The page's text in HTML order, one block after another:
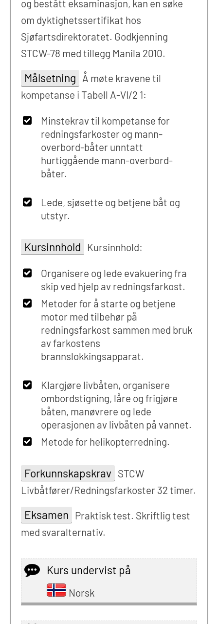
og bestått eksaminasjon, kan en søke
om dyktighetssertifikat hos
Sjøfartsdirektoratet. Godkjenning
STCW-78 med tillegg Manila 2010.
Målsetning Å møte kravene til
kompetanse i Tabell A-VI/2 1:
Minstekrav til kompetanse for
redningsfarkoster og mann-
overbord-båter unntatt
hurtiggående mann-overbord-
båter.
Lede, sjøsette og betjene båt og
utstyr.
Kursinnhold Kursinnhold:
Organisere og lede evakuering fra
skip ved hjelp av redningsfarkost.
Metoder for å starte og betjene
motor med tilbehør på
redningsfarkost sammen med bruk
av farkostens
brannslokkingsapparat.
Klargjøre livbåten, organisere
ombordstigning, låre og frigjøre
båten, manøvrere og lede
operasjonen av livbåten på vannet.
Metode for helikopterredning.
Forkunnskapskrav STCW
Livbåtfører/Redningsfarkoster 32 timer.
Eksamen Praktisk test. Skriftlig test
med svaralternativ.
Kurs undervist på
Norsk